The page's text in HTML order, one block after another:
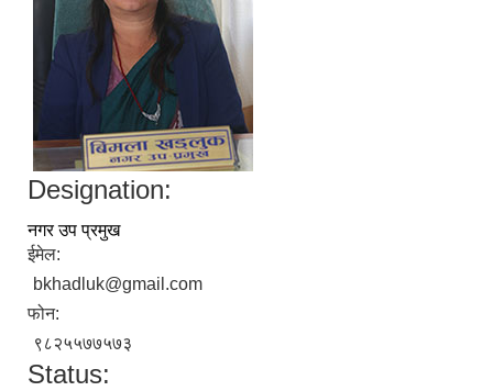
Designation:
नगर उप प्रमुख
ईमेल:
bkhadluk@gmail.com
फोन:
९८२५५७७५७३
Status: